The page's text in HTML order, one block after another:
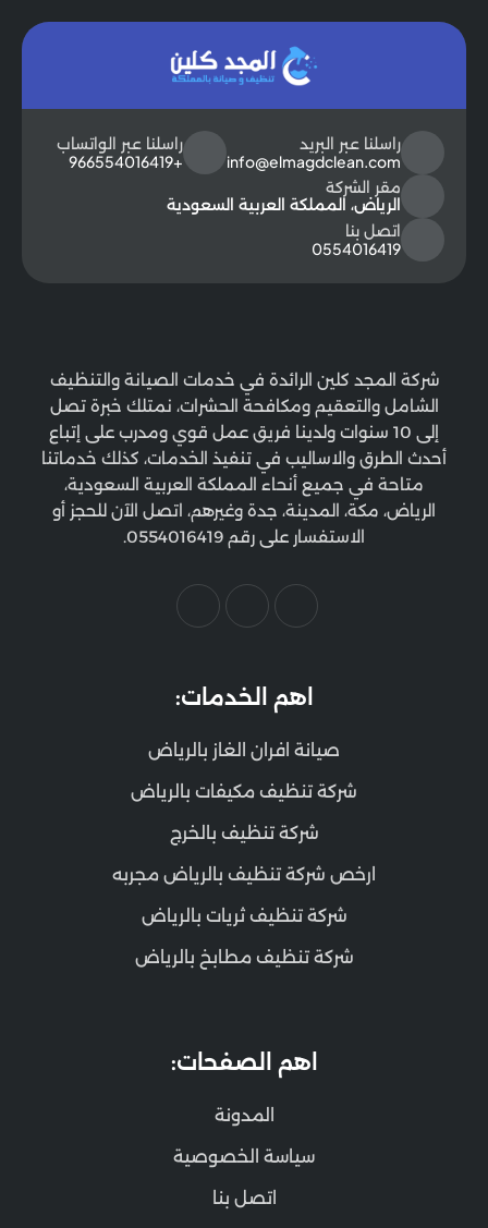
راسلنا عبر البريد
info@elmagdclean.com
راسلنا عبر الواتساب
+966554016419
مقر الشركة
الرياض، المملكة العربية السعودية
اتصل بنا
0554016419
شركة المجد كلين الرائدة في خدمات الصيانة والتنظيف
الشامل والتعقيم ومكافحة الحشرات، نمتلك خبرة تصل
إلى 10 سنوات ولدينا فريق عمل قوي ومدرب على إتباع
أحدث الطرق والاساليب في تنفيذ الخدمات، كذلك خدماتنا
متاحة في جميع أنحاء المملكة العربية السعودية،
الرياض، مكة، المدينة، جدة وغيرهم، اتصل الآن للحجز أو
الاستفسار على رقم 0554016419.
اهم الخدمات:
صيانة افران الغاز بالرياض
شركة تنظيف مكيفات بالرياض
شركة تنظيف بالخرج
ارخص شركة تنظيف بالرياض مجربه
شركة تنظيف ثريات بالرياض
شركة تنظيف مطابخ بالرياض
اهم الصفحات:
المدونة
سياسة الخصوصية
اتصل بنا